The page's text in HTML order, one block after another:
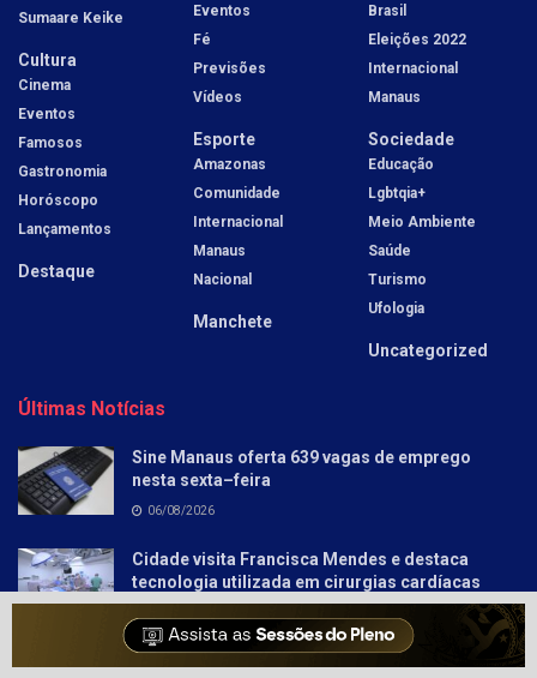
Sumaare Keike
Cultura
Cinema
Eventos
Famosos
Gastronomia
Horóscopo
Lançamentos
Destaque
Eventos
Fé
Previsões
Vídeos
Esporte
Amazonas
Comunidade
Internacional
Manaus
Nacional
Manchete
Brasil
Eleições 2022
Internacional
Manaus
Sociedade
Educação
Lgbtqia+
Meio Ambiente
Saúde
Turismo
Ufologia
Uncategorized
Últimas Notícias
Sine Manaus oferta 639 vagas de emprego
nesta sexta–feira
06/08/2026
Cidade visita Francisca Mendes e destaca
tecnologia utilizada em cirurgias cardíacas
pediátricas
06/08/2026